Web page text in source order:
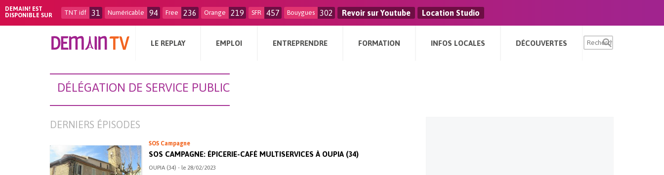
DEMAIN! EST
DISPONIBLE SUR
TNT idf 31 Numéricable 94 Free 236 Orange 219 SFR 457 Bouygues 302 Revoir sur Youtube Location Studio
LE REPLAY EMPLOI ENTREPRENDRE FORMATION INFOS LOCALES DÉCOUVERTES
DÉLÉGATION DE SERVICE PUBLIC
DERNIERS ÉPISODES
SOS Campagne
SOS CAMPAGNE: ÉPICERIE-CAFÉ MULTISERVICES À OUPIA (34)
OUPIA (34) - le 28/02/2023